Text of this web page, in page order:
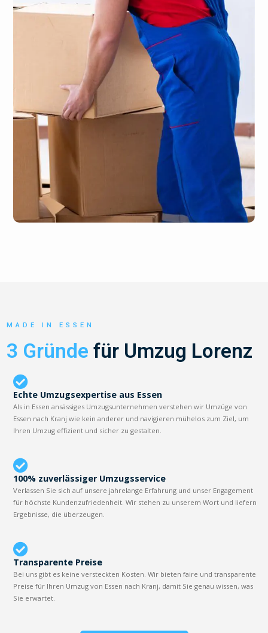
MADE IN ESSEN
3 Gründe für Umzug Lorenz
Echte Umzugsexpertise aus Essen
Als in Essen ansässiges Umzugsunternehmen verstehen wir Umzüge von
Essen nach Kranj wie kein anderer und navigieren mühelos zum Ziel, um
Ihren Umzug effizient und sicher zu gestalten.
100% zuverlässiger Umzugsservice
Verlassen Sie sich auf unsere jahrelange Erfahrung und unser Engagement
für höchste Kundenzufriedenheit. Wir stehen zu unserem Wort und liefern
Ergebnisse, die überzeugen.
Transparente Preise
Bei uns gibt es keine versteckten Kosten. Wir bieten faire und transparente
Preise für Ihren Umzug von Essen nach Kranj, damit Sie genau wissen, was
Sie erwartet.